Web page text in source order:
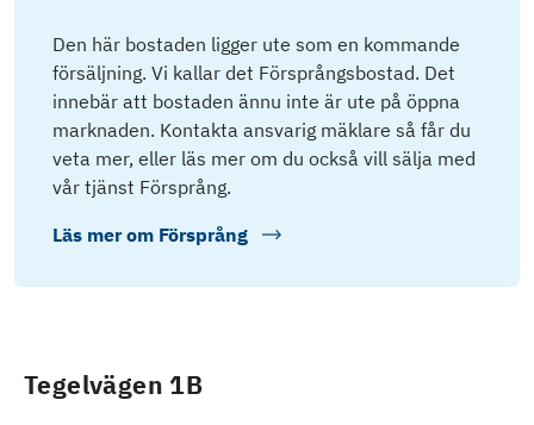
Den här bostaden ligger ute som en kommande
försäljning. Vi kallar det Försprångsbostad. Det
innebär att bostaden ännu inte är ute på öppna
marknaden. Kontakta ansvarig mäklare så får du
veta mer, eller läs mer om du också vill sälja med
vår tjänst Försprång.
Läs mer om Försprång
Tegelvägen 1B